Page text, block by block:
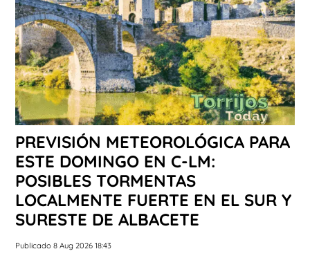
PREVISIÓN METEOROLÓGICA PARA
ESTE DOMINGO EN C-LM:
POSIBLES TORMENTAS
LOCALMENTE FUERTE EN EL SUR Y
SURESTE DE ALBACETE
Publicado 8 Aug 2026 18:43